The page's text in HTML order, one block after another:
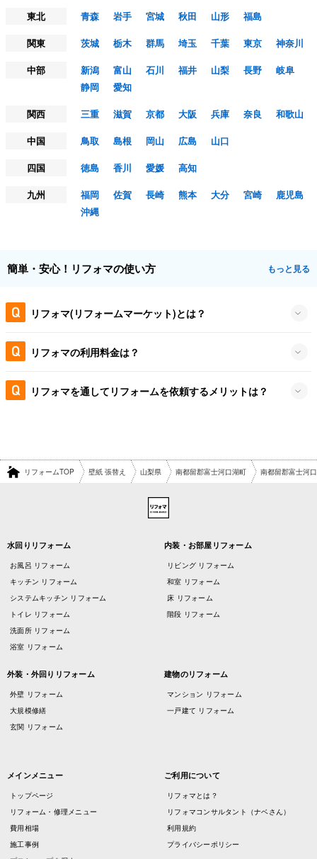
東北
青森 岩手 宮城 秋田 山形
福島
関東
茨城 栃木 群馬 埼玉 千葉 東京
神奈川
中部
新潟 富山 石川 福井 山梨 長野
岐阜
静岡
愛知
関西
三重 滋賀 京都 大阪 兵庫 奈良
和歌山
中国
鳥取 島根 岡山 広島
山口
四国
徳島 香川 愛媛
高知
九州
福岡 佐賀 長崎 熊本 大分 宮崎
鹿児島
沖縄
簡単・安心！リフォマの使い方 もっと見る
リフォマ(リフォームマーケット)とは？
リフォマの利用料金は？
リフォマを通してリフォームを依頼するメリットは？
リフォームTOP 壁紙 張替え 山梨県 南都留郡富士河口湖町 南都留郡富士河
水回りリフォーム
お風呂 リフォーム
キッチン リフォーム
システムキッチン リフォーム
トイレ リフォーム
洗面所 リフォーム
浴室 リフォーム
内装・お部屋リフォーム
リビング リフォーム
和室 リフォーム
床 リフォーム
階段 リフォーム
外装・外回りリフォーム
外壁 リフォーム
大規模修繕
玄関 リフォーム
建物のリフォーム
マンション リフォーム
一戸建て リフォーム
メインメニュー
トップページ
リフォーム・修理メニュー
費用相場
施工事例
ご利用について
リフォマとは？
リフォマコンサルタント（ナベさん）
利用規約
プライバシーポリシー